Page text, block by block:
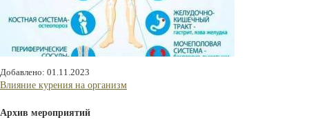
Добавлено: 01.11.2023
Влияние курения на организм
Архив мероприятий